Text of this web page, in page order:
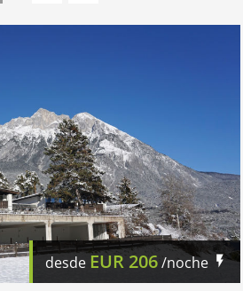
desde EUR206/noche